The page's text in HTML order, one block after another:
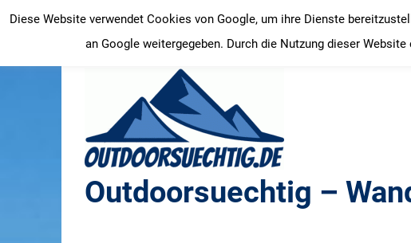
Inhalt
springen
Outdoorsuechtig –
Diese Website verwendet Cookies von Google, um ihre Dienste
an Google weitergegeben. Durch die Nutzung dieser